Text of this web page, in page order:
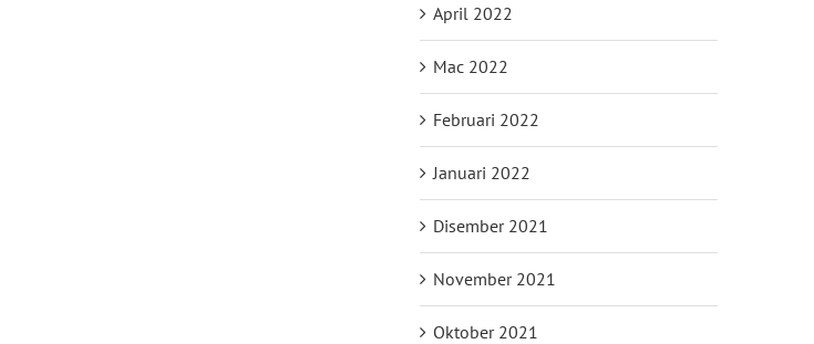
April 2022
Mac 2022
Februari 2022
Januari 2022
Disember 2021
November 2021
Oktober 2021